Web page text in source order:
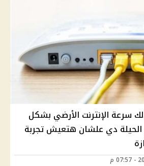
سرعة الإنترنت الأرضي بشكل
دي علشان هتعيش تجربة